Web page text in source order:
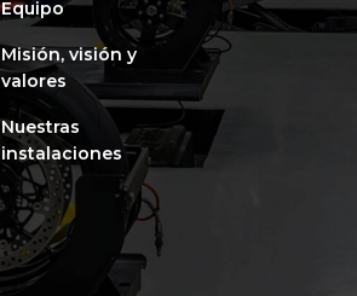
Equipo
Misión, visión y
valores
Nuestras
instalaciones